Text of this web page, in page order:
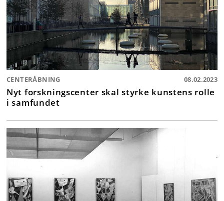
CENTERÅBNING 08.02.2023
Nyt forskningscenter skal styrke kunstens rolle
i samfundet